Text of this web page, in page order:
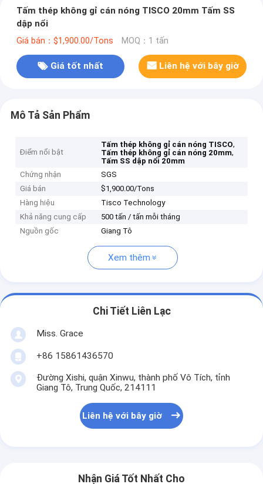
Tấm thép không gỉ cán nóng TISCO 20mm Tấm SS
dập nổi
Giá bán：$1,900.00/Tons MOQ：1 tấn
Giá tốt nhất Liên hệ với bây giờ
Mô Tả Sản Phẩm
Điểm nổi bật
Tấm thép không gỉ cán nóng TISCO,
Tấm thép không gỉ cán nóng 20mm,
Tấm SS dập nổi 20mm
Chứng nhận
SGS
Giá bán
$1,900.00/Tons
Hàng hiệu
Tisco Technology
Khả năng cung cấp
500 tấn / tấn mỗi tháng
Nguồn gốc
Giang Tô
Xem thêm
Chi Tiết Liên Lạc
Miss. Grace
+86 15861436570
Đường Xishi, quận Xinwu, thành phố Vô Tích, tỉnh
Giang Tô, Trung Quốc, 214111
Liên hệ với bây giờ
Nhận Giá Tốt Nhất Cho